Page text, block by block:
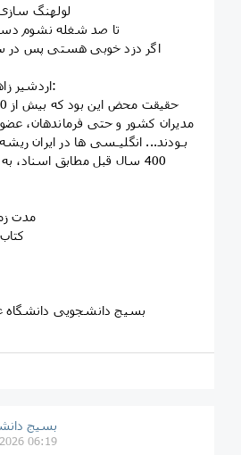
🔰 لولهنگ
🔰 تا صد شغله نشوم
🔰 اگر دزد خوبی هستی پس
اردشیر زاهدی در این باره میگوید:
مدیران کشور و حتی فرماندهان،
بـودند... انگلیـسی ها در ایران
400 سال قبل مطابق اسناد،
📌مدت
📙
📍 بسیج دانشجویی دانشگاه
بسیج
06:19